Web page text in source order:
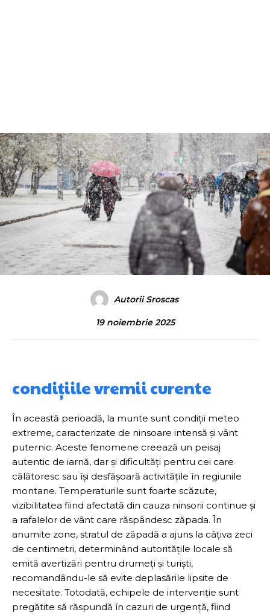
Autorii Sroscas
19 noiembrie 2025
condițiile vremii curente
În această perioadă, la munte sunt condiții meteo
extreme, caracterizate de ninsoare intensă și vânt
puternic. Aceste fenomene creează un peisaj
autentic de iarnă, dar și dificultăți pentru cei care
călătoresc sau își desfășoară activitățile în regiunile
montane. Temperaturile sunt foarte scăzute,
vizibilitatea fiind afectată din cauza ninsorii continue și
a rafalelor de vânt care răspândesc zăpada. În
anumite zone, stratul de zăpadă a ajuns la câțiva zeci
de centimetri, determinând autoritățile locale să
emită avertizări pentru drumeți și turiști,
recomandându-le să evite deplasările lipsite de
necesitate. Totodată, echipele de intervenție sunt
pregătite să răspundă în cazuri de urgență, fiind